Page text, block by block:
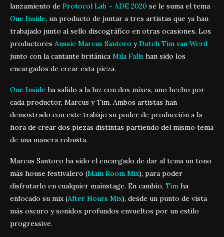
lanzamiento de Protocol Lab – ADE 2020 se le suma el tema
One Inside, un producto de juntar a tres artistas que ya han
trabajado junto al sello discográfico en otras ocasiones. Los
productores Aussie Marcus Santoro yDutch Tim van Werd
junto con la cantante británica Mila Falls han sido los
encargados de crear esta pieza.
One Inside ha salido a la luz con dos mixes, uno hecho por
cada productor, Marcus y Tim. Ambos artistas han
demostrado con este trabajo su poder de producción a la
hora de crear dos piezas distintas partiendo del mismo tema
de una manera robusta.
Marcus Santoro ha sido el encargado de dar al tema un tono
más house festivalero (Main Room Mix), para poder
disfrutarlo en cualquier mainstage. En cambio, Tim ha
enfocado su mix (After Hours Mix), desde un punto de vista
más oscuro y sonidos profundos envueltos por un estilo
progressive.